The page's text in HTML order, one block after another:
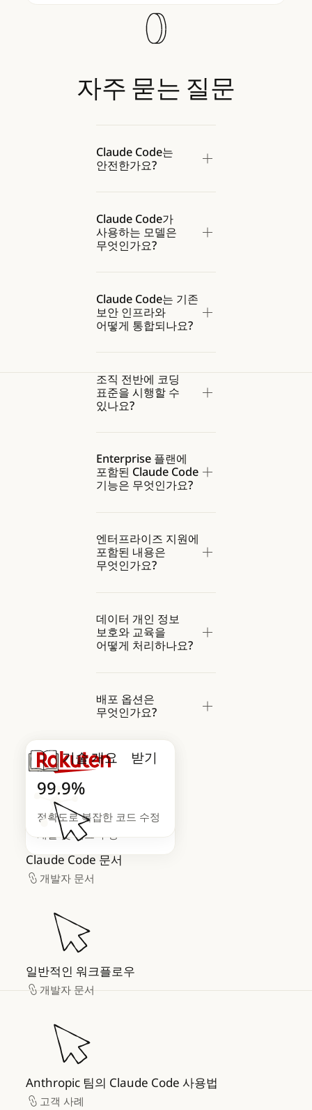
자주 묻는 질문
Claude Code는
안전한가요?
Claude Code가
사용하는 모델은
무엇인가요?
Claude Code는 기존
보안 인프라와
어떻게 통합되나요?
조직 전반에 코딩
표준을 시행할 수
있나요?
Enterprise 플랜에
포함된 Claude Code
기능은 무엇인가요?
엔터프라이즈 지원에
포함된 내용은
무엇인가요?
데이터 개인 정보
보호와 교육을
어떻게 처리하나요?
배포 옵션은
무엇인가요?
2배
더 빠른 실행 속도로 기능
개발 및 버그 수정
99.9%
정확도로 복잡한 코드 수정
기술 개요 받기
Claude Code 문서
Claude Code 문서
개발자 문서
개발자 문서
일반적인 워크플로우
개발자 문서
개발자 문서
Anthropic 팀의 Claude Code 사용법
고객 사례
고객 사례